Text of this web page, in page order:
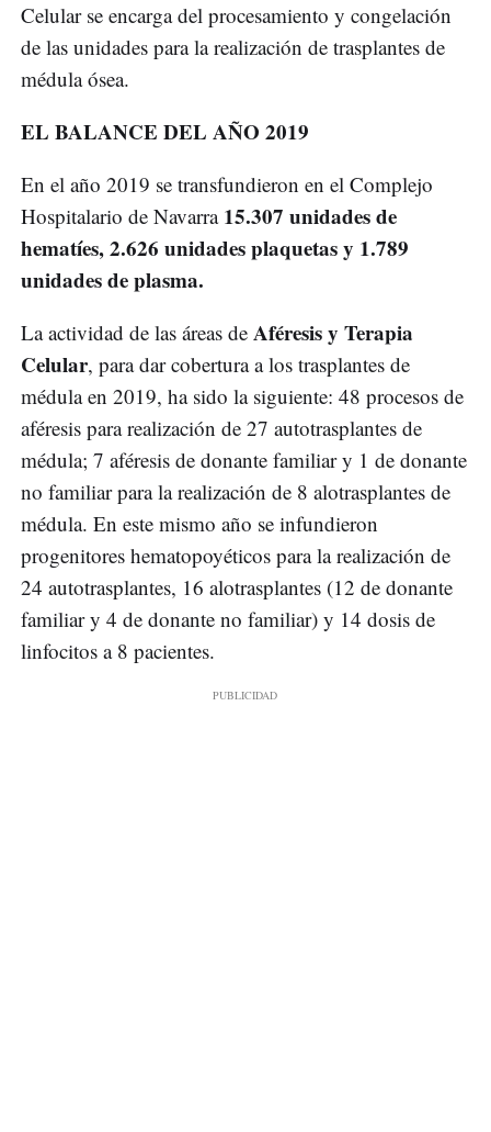
Celular se encarga del procesamiento y congelación
de las unidades para la realización de trasplantes de
médula ósea.
EL BALANCE DEL AÑO 2019
En el año 2019 se transfundieron en el Complejo
Hospitalario de Navarra15.307 unidades de
hematíes, 2.626 unidades plaquetas y 1.789
unidades de plasma.
La actividad de las áreas de Aféresis y Terapia
Celular, para dar cobertura a los trasplantes de
médula en 2019, ha sido la siguiente: 48 procesos de
aféresis para realización de 27 autotrasplantes de
médula; 7 aféresis de donante familiar y 1 de donante
no familiar para la realización de 8 alotrasplantes de
médula. En este mismo año se infundieron
progenitores hematopoyéticos para la realización de
24 autotrasplantes, 16 alotrasplantes (12 de donante
familiar y 4 de donante no familiar) y 14 dosis de
linfocitos a 8 pacientes.